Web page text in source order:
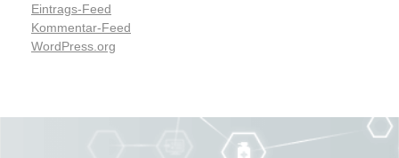
Eintrags-Feed
Kommentar-Feed
WordPress.org